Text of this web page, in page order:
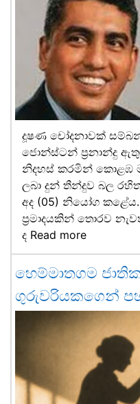
දූෂණ චෝදනාවක්
ජොන්ස්ටන් ප්‍රනාන්දු
නිදහස් කරමින් කොළඹ
ලබා දුන් තීන්දුව බල
අද (05) නියෝග
ප්‍රමාදයකින් තොරව
ද Read more
හෙම්මාතගම
ගුරුවරියකගෙන්